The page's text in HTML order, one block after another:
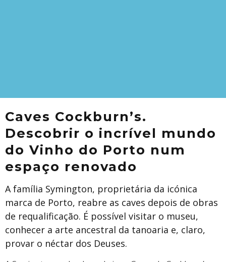
Caves Cockburn’s.
Descobrir o incrível mundo
do Vinho do Porto num
espaço renovado
A família Symington, proprietária da icónica
marca de Porto, reabre as caves depois de obras
de requalificação. É possível visitar o museu,
conhecer a arte ancestral da tanoaria e, claro,
provar o néctar dos Deuses.